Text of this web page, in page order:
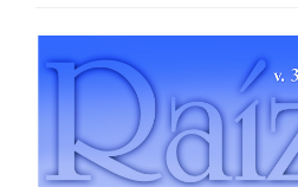
Barra
lateral